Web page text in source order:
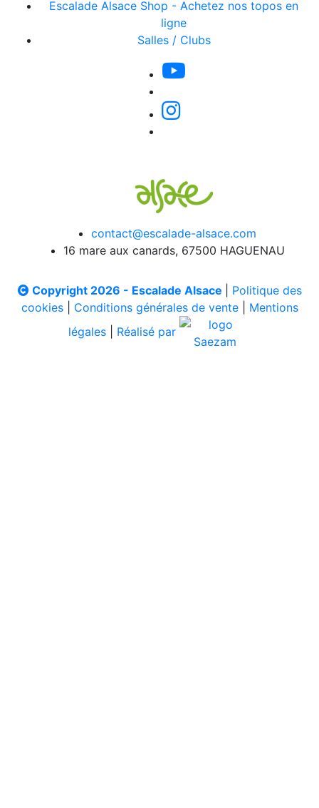
Escalade Alsace Shop - Achetez nos topos en
ligne
Salles / Clubs
contact@escalade-alsace.com
16 mare aux canards, 67500 HAGUENAU
Copyright 2026 - Escalade Alsace
Politique des
cookies| Conditions générales de vente| Mentions
légales
Réalisé par